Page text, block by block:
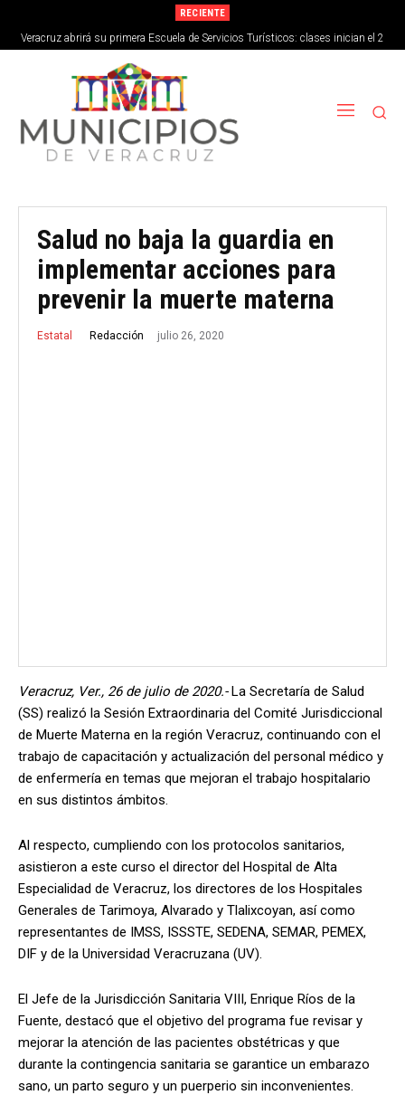
RECIENTE
Veracruz abrirá su primera Escuela de Servicios Turísticos: clases inician el 2
de septiembre
Salud no baja la guardia en
implementar acciones para
prevenir la muerte materna
Estatal Redacción julio 26, 2020
Veracruz, Ver., 26 de julio de 2020.-La Secretaría de Salud
(SS) realizó la Sesión Extraordinaria del Comité Jurisdiccional
de Muerte Materna en la región Veracruz, continuando con el
trabajo de capacitación y actualización del personal médico y
de enfermería en temas que mejoran el trabajo hospitalario
en sus distintos ámbitos.
Al respecto, cumpliendo con los protocolos sanitarios,
asistieron a este curso el director del Hospital de Alta
Especialidad de Veracruz, los directores de los Hospitales
Generales de Tarimoya, Alvarado y Tlalixcoyan, así como
representantes de IMSS, ISSSTE, SEDENA, SEMAR, PEMEX,
DIF y de la Universidad Veracruzana (UV).
El Jefe de la Jurisdicción Sanitaria VIII, Enrique Ríos de la
Fuente, destacó que el objetivo del programa fue revisar y
mejorar la atención de las pacientes obstétricas y que
durante la contingencia sanitaria se garantice un embarazo
sano, un parto seguro y un puerperio sin inconvenientes.